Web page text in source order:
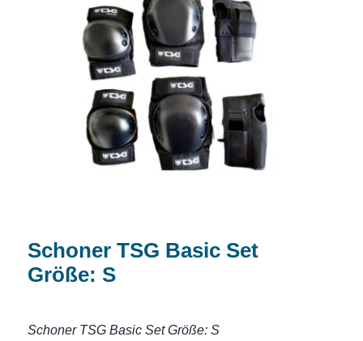
Schoner TSG Basic Set Größe: S
Schoner TSG Basic Set
Größe: S
Schoner TSG Basic Set Größe: S